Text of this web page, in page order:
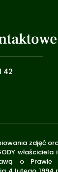
42
zdjęć
o Prawie